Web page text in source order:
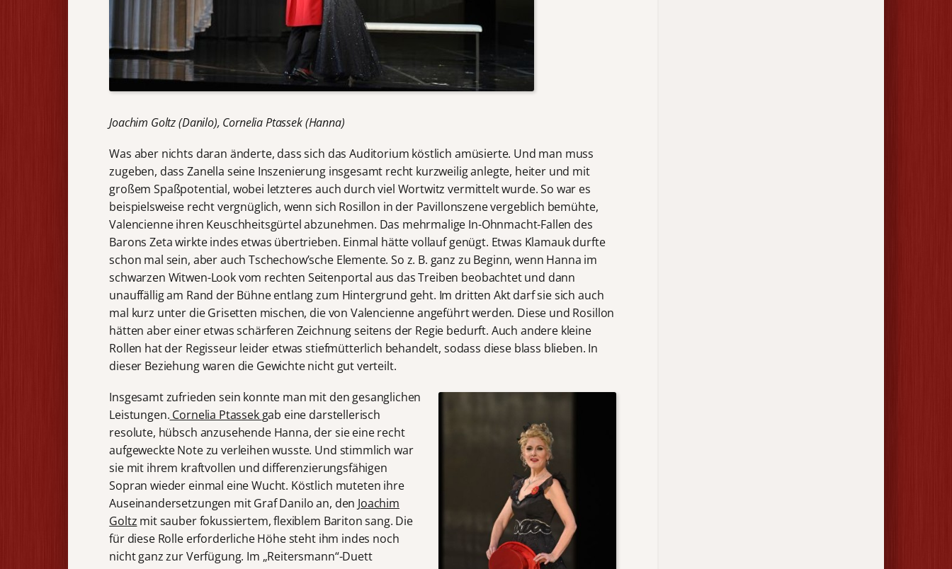
Joachim Goltz (Danilo), Cornelia Ptassek (Hanna)
Was aber nichts daran änderte, dass sich das Auditorium köstlich amüsierte. Und man muss
zugeben, dass Zanella seine Inszenierung insgesamt recht kurzweilig anlegte, heiter und mit
großem Spaßpotential, wobei letzteres auch durch viel Wortwitz vermittelt wurde. So war es
beispielsweise recht vergnüglich, wenn sich Rosillon in der Pavillonszene vergeblich bemühte,
Valencienne ihren Keuschheitsgürtel abzunehmen. Das mehrmalige In-Ohnmacht-Fallen des
Barons Zeta wirkte indes etwas übertrieben. Einmal hätte vollauf genügt. Etwas Klamauk durfte
schon mal sein, aber auch Tschechow’sche Elemente. So z. B. ganz zu Beginn, wenn Hanna im
schwarzen Witwen-Look vom rechten Seitenportal aus das Treiben beobachtet und dann
unauffällig am Rand der Bühne entlang zum Hintergrund geht. Im dritten Akt darf sie sich auch
mal kurz unter die Grisetten mischen, die von Valencienne angeführt werden. Diese und Rosillon
hätten aber einer etwas schärferen Zeichnung seitens der Regie bedurft. Auch andere kleine
Rollen hat der Regisseur leider etwas stiefmütterlich behandelt, sodass diese blass blieben. In
dieser Beziehung waren die Gewichte nicht gut verteilt.
Insgesamt zufrieden sein konnte man mit den gesanglichen
Leistungen. Cornelia Ptassek gab eine darstellerisch
resolute, hübsch anzusehende Hanna, der sie eine recht
aufgeweckte Note zu verleihen wusste. Und stimmlich war
sie mit ihrem kraftvollen und differenzierungsfähigen
Sopran wieder einmal eine Wucht. Köstlich muteten ihre
Auseinandersetzungen mit Graf Danilo an, den Joachim
Goltz mit sauber fokussiertem, flexiblem Bariton sang. Die
für diese Rolle erforderliche Höhe steht ihm indes noch
nicht ganz zur Verfügung. Im „Reitersmann“-Duett